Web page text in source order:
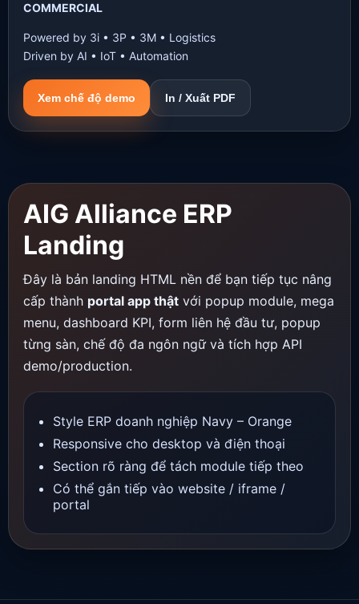
COMMERCIAL
Powered by 3i • 3P • 3M • Logistics
Driven by AI • IoT • Automation
Xem chế độ demo In / Xuất PDF
AIG Alliance ERP
Landing
Đây là bản landing HTML nền để bạn tiếp tục nâng
cấp thành portal app thật với popup module, mega
menu, dashboard KPI, form liên hệ đầu tư, popup
từng sàn, chế độ đa ngôn ngữ và tích hợp API
demo/production.
Style ERP doanh nghiệp Navy – Orange
Responsive cho desktop và điện thoại
Section rõ ràng để tách module tiếp theo
Có thể gắn tiếp vào website / iframe /
portal